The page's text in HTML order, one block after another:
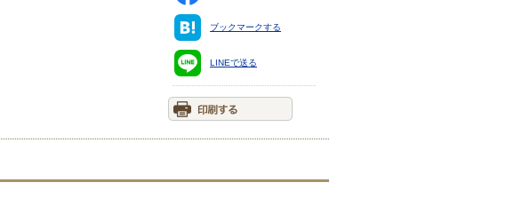
ブックマークする
LINEで送る